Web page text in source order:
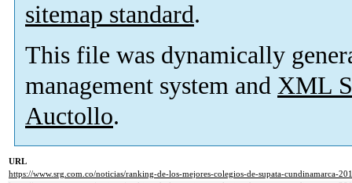
sitemap standard.
This file was dynamically
management system and XML
Auctollo.
URL
https://www.srg.com.co/noticias/ranking-de-los-mejores-colegios-de-supata-cundinamarca-